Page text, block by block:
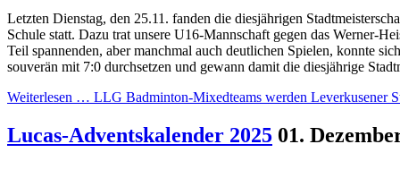
Letzten Dienstag, den 25.11. fanden die diesjährigen
Schule statt. Dazu trat unsere U16-Mannschaft gegen das Werner-
Teil spannenden, aber manchmal auch deutlichen Spielen, konnte
souverän mit 7:0 durchsetzen und gewann damit die diesjährige
Weiterlesen … LLG Badminton-Mixedteams werden Leverkusener
Lucas-Adventskalender 2025 01.